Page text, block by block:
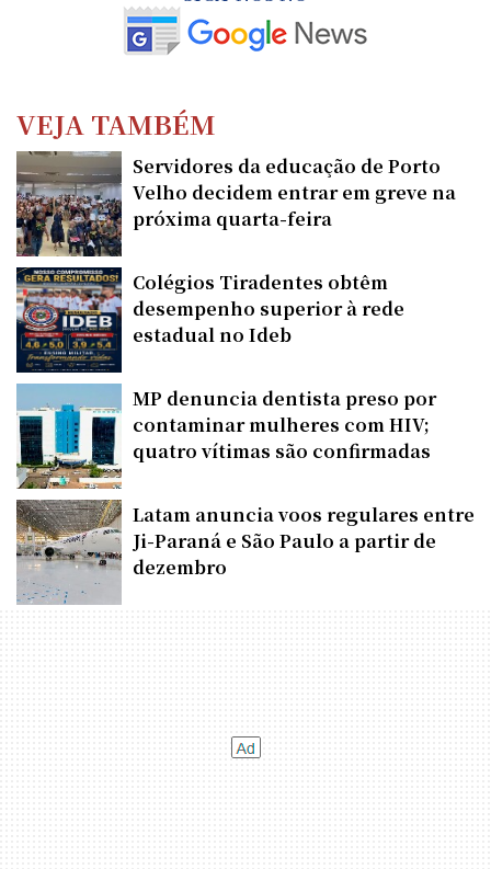
VEJA TAMBÉM
Servidores da educação de Porto
Velho decidem entrar em greve na
próxima quarta-feira
Colégios Tiradentes obtêm
desempenho superior à rede
estadual no Ideb
MP denuncia dentista preso por
contaminar mulheres com HIV;
quatro vítimas são confirmadas
Latam anuncia voos regulares entre
Ji-Paraná e São Paulo a partir de
dezembro